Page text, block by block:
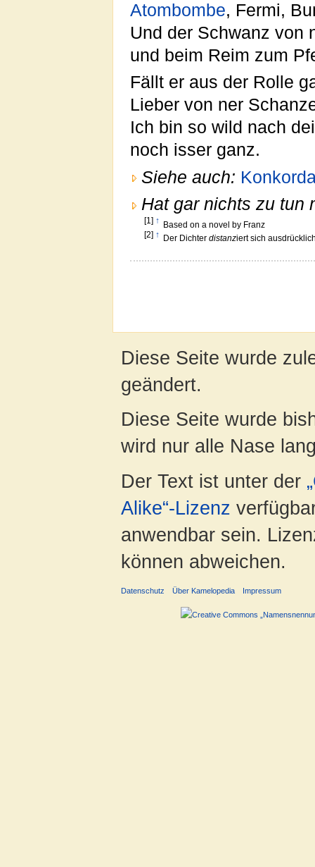
Atombombe, Fermi,
Und der Schwanz von
und beim Reim zum
Fällt er aus der Rolle
Lieber von ner
Ich bin so wild nach
noch isser ganz.
Siehe auch:
Hat gar nichts zu tun
[1] ↑ Based on a novel by Franz
[2] ↑ Der Dichterdistanziert sich
Diese Seite wurde
geändert.
Diese Seite wurde
wird nur alle Nase
Der Text ist unter der
Alike“-Lizenz
anwendbar sein.
können abweichen.
Datenschutz Über Kamelopedia Impressum